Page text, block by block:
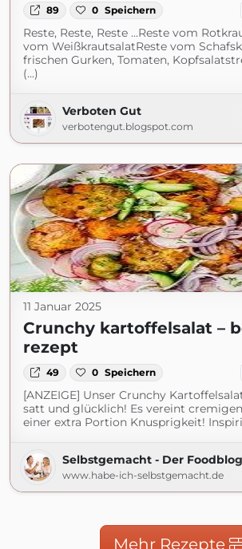
89 0 Speichern
Reste, Reste, Reste ...Reste vom
vom WeißkrautsalatReste vom
frischen Gurken, Tomaten,
(...)
Verboten Gut
verbotengut.blogspot.com
11 Januar 2025
Crunchy kartoffelsalat –
rezept
49 0 Speichern
[ANZEIGE] Unser Crunchy
satt und glücklich! Es vereint
einer extra Portion Knusprigkeit!
Selbstgemacht - Der Foodblog
www.habe-ich-selbstgemacht.de
Mehr Rezepte